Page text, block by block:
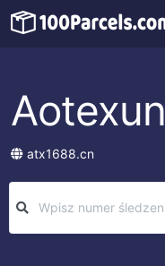
Aotexun
atx1688.cn